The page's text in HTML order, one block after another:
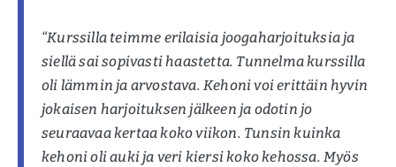
“Kurssilla teimme erilaisia joogaharjoituksia ja
siellä sai sopivasti haastetta. Tunnelma kurssilla
oli lämmin ja arvostava. Kehoni voi erittäin hyvin
jokaisen harjoituksen jälkeen ja odotin jo
seuraavaa kertaa koko viikon. Tunsin kuinka
kehoni oli auki ja veri kiersi koko kehossa. Myös